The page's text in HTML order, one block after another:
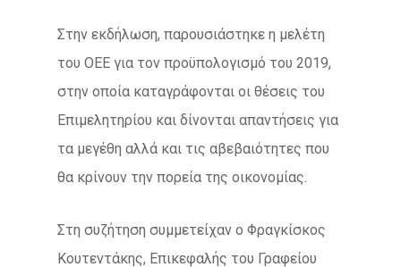
Στην εκδήλωση, παρουσιάστηκε η μελέτη
του ΟΕΕ για τον προϋπολογισμό του 2019,
στην οποία καταγράφονται οι θέσεις του
Επιμελητηρίου και δίνονται απαντήσεις για
τα μεγέθη αλλά και τις αβεβαιότητες που
θα κρίνουν την πορεία της οικονομίας.
Στη συζήτηση συμμετείχαν ο Φραγκίσκος
Κουτεντάκης, Επικεφαλής του Γραφείου